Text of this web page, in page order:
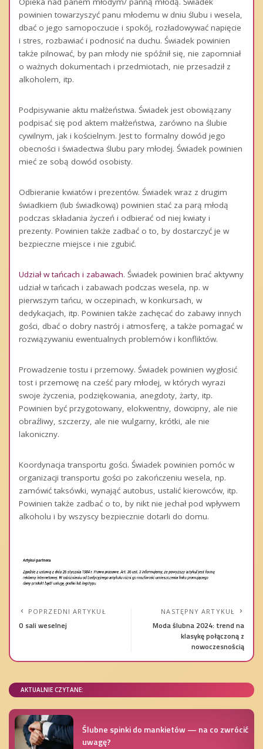
powinien towarzyszyć panu młodemu w dniu ślubu i wesela,
dbać o jego samopoczucie i spokój, rozładowywać napięcie
i stres, rozbawiać i podnosić na duchu. Świadek powinien
także pilnować, by pan młody nie spóźnił się, nie zapomniał
o ważnych dokumentach i przedmiotach, nie przesadził z
alkoholem, itp.
Podpisywanie aktu małżeństwa. Świadek jest obowiązany
podpisać się pod aktem małżeństwa, zarówno na ślubie
cywilnym, jak i kościelnym. Jest to formalny dowód jego
obecności i świadectwa ślubu pary młodej. Świadek powinien
mieć ze sobą dowód osobisty.
Odbieranie kwiatów i prezentów. Świadek wraz z drugim
świadkiem (lub świadkową) powinien stać za parą młodą
podczas składania życzeń i odbierać od niej kwiaty i
prezenty. Powinien także zadbać o to, by dostarczyć je w
bezpieczne miejsce i nie zgubić.
Udział w tańcach i zabawach. Świadek powinien brać aktywny
udział w tańcach i zabawach podczas wesela, np. w
pierwszym tańcu, w oczepinach, w konkursach, w
dedykacjach, itp. Powinien także zachęcać do zabawy innych
gości, dbać o dobry nastrój i atmosferę, a także pomagać w
rozwiązywaniu ewentualnych problemów i konfliktów.
Prowadzenie tostu i przemowy. Świadek powinien wygłosić
tost i przemowę na cześć pary młodej, w których wyrazi
swoje życzenia, podziękowania, anegdoty, żarty, itp.
Powinien być przygotowany, elokwentny, dowcipny, ale nie
obraźliwy, szczerzy, ale nie wulgarny, krótki, ale nie
lakoniczny.
Koordynacja transportu gości. Świadek powinien pomóc w
organizacji transportu gości po zakończeniu wesela, np.
zamówić taksówki, wynająć autobus, ustalić kierowców, itp.
Powinien także zadbać o to, by nikt nie jechał pod wpływem
alkoholu i by wszyscy bezpiecznie dotarli do domu.
POPRZEDNI ARTYKUŁ
O sali weselnej
NASTĘPNY ARTYKUŁ
Moda ślubna 2024: trend na
klasykę połączoną z
nowoczesnością
AKTUALNIE CZYTANE:
Ślubne spinki do mankietów — na co zwrócić
uwagę?